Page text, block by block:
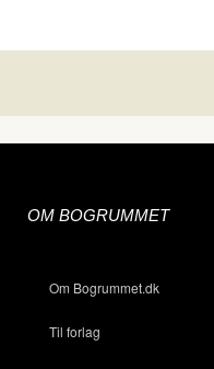
OM BOGRUMMET
Om Bogrummet.dk
Til forlag